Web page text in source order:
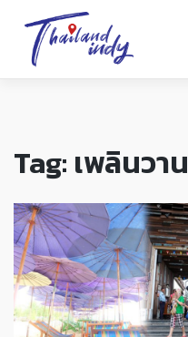
Tag: เพลินวาน